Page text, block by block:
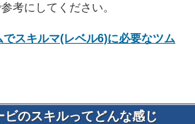
考にしてください。
でスキルマ(レベル6)に必要なツム
ビのスキルってどんな感じ